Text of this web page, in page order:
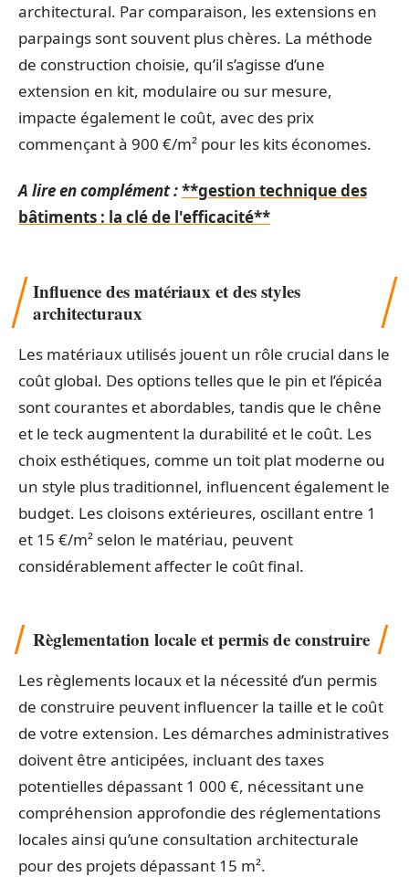
architectural. Par comparaison, les extensions en
parpaings sont souvent plus chères. La méthode
de construction choisie, qu’il s’agisse d’une
extension en kit, modulaire ou sur mesure,
impacte également le coût, avec des prix
commençant à 900 €/m² pour les kits économes.
A lire en complément :**gestion technique des
bâtiments : la clé de l'efficacité**
Influence des matériaux et des styles
architecturaux
Les matériaux utilisés jouent un rôle crucial dans le
coût global. Des options telles que le pin et l’épicéa
sont courantes et abordables, tandis que le chêne
et le teck augmentent la durabilité et le coût. Les
choix esthétiques, comme un toit plat moderne ou
un style plus traditionnel, influencent également le
budget. Les cloisons extérieures, oscillant entre 1
et 15 €/m² selon le matériau, peuvent
considérablement affecter le coût final.
Règlementation locale et permis de construire
Les règlements locaux et la nécessité d’un permis
de construire peuvent influencer la taille et le coût
de votre extension. Les démarches administratives
doivent être anticipées, incluant des taxes
potentielles dépassant 1 000 €, nécessitant une
compréhension approfondie des réglementations
locales ainsi qu’une consultation architecturale
pour des projets dépassant 15 m².